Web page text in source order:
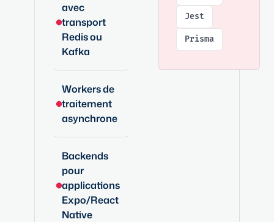
avec
transport
Redis ou
Kafka
Workers de
traitement
asynchrone
Backends
pour
applications
Expo/React
Native
Jest
Prisma